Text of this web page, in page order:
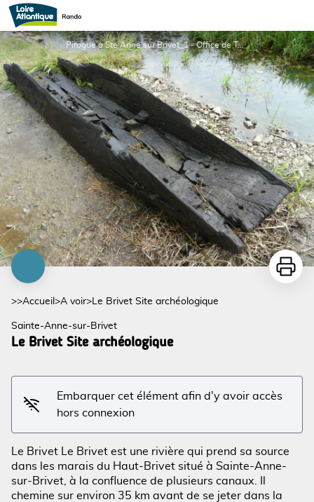
Le Brivet Site archéologique
Pirogue à Ste Anne sur Brivet_1 - Office de Tourisme entre Brière et Canal
Voir l'image en plein écran
>>Accueil >A voir>Le Brivet Site archéologique
Sainte-Anne-sur-Brivet
Le Brivet Site archéologique
Embarquer cet élément afin d'y avoir accès
hors connexion
Le Brivet Le Brivet est une rivière qui prend sa source
dans les marais du Haut-Brivet situé à Sainte-Anne-
sur-Brivet, à la confluence de plusieurs canaux. Il
chemine sur environ 35 km avant de se jeter dans la